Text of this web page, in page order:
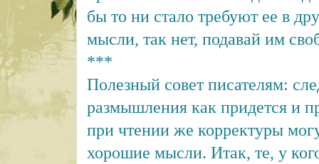
бы то ни стало требуют ее в
мысли, так нет, подавай им
***
Полезный совет писателям:
размышления как придется и
при чтении же корректуры
хорошие мысли. Итак, те, у